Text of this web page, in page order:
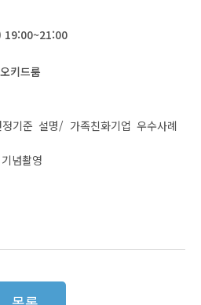
19:00~21:00
키드룸
기준 설명/ 가족친화기업 우수사례
념촬영